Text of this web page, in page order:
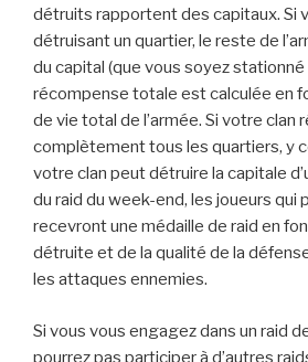
détruits rapportent des capitaux. Si
détruisant un quartier, le reste de
du capital (que vous soyez stationné
récompense totale est calculée en
de vie total de l’armée. Si votre clan
complètement tous les quartiers, y
votre clan peut détruire la capitale
du raid du week-end, les joueurs qui
recevront une médaille de raid en
détruite et de la qualité de la
les attaques ennemies.
Si vous vous engagez dans un raid
pourrez pas participer à d’autres